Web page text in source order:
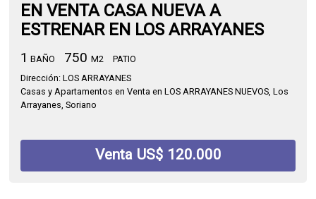
EN VENTA CASA NUEVA A
ESTRENAR EN LOS ARRAYANES
1 BAÑO 750 M2
PATIO
Dirección: LOS ARRAYANES
Casas y Apartamentos en Venta en LOS ARRAYANES NUEVOS, Los
Arrayanes, Soriano
Venta US$ 120.000